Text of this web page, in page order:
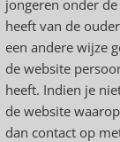
jongeren onder
heeft van de
een andere wijze
de website
heeft. Indien je
de website
dan contact op